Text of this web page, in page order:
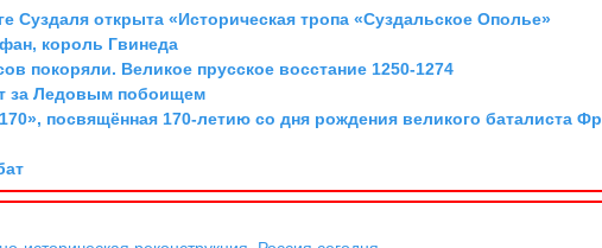
Суздаля открыта «Историческая тропа «Суздальское Ополье»
король Гвинеда
покоряли. Великое прусское восстание 1250-1274
за Ледовым побоищем
посвящённая 170-летию со дня рождения великого баталиста